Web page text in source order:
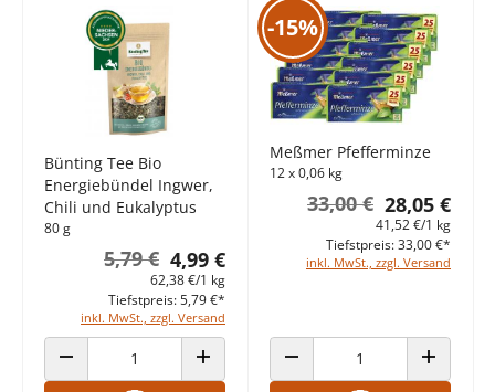
Bünting Tee Bio
Energiebündel Ingwer,
Chili und Eukalyptus
80 g
4,99 €
5,79 €
62,38 €/1 kg
inkl. MwSt., zzgl. Versand
Tiefstpreis: 5,79 €*
ANZAHL VERRINGERN ANZAHL ERHÖHEN
-15%
Meßmer Pfefferminze
12 x 0,06 kg
28,05 €
33,00 €
41,52 €/1 kg
inkl. MwSt., zzgl. Versand
Tiefstpreis: 33,00 €*
ANZAHL VERRINGERN ANZAHL